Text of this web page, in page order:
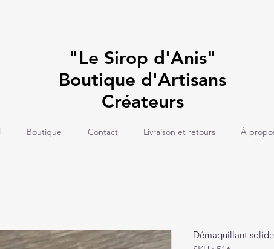
"Le Sirop d'Anis"
Boutique d'Artisans
Créateurs
Boutique Contact Livraison et retours À
Démaquillant solide